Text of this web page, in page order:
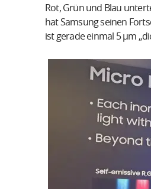
Rot, Grün und Blau
hat Samsung seinen
ist gerade einmal 5 µm